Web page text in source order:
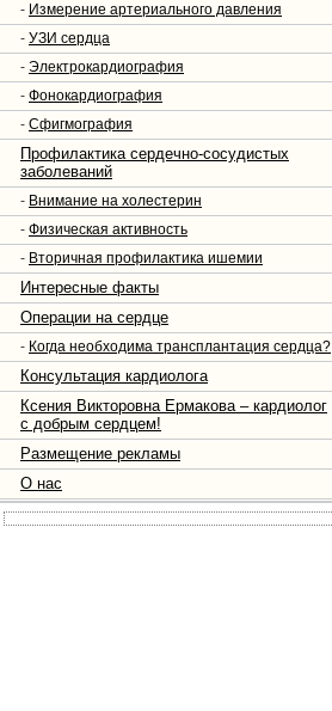
- Измерение артериального давления
- УЗИ сердца
- Электрокардиография
- Фонокардиография
- Сфигмография
Профилактика сердечно-сосудистых
заболеваний
- Внимание на холестерин
- Физическая активность
- Вторичная профилактика ишемии
Интересные факты
Операции на сердце
- Когда необходима трансплантация сердца?
Консультация кардиолога
Ксения Викторовна Ермакова – кардиолог
с добрым сердцем!
Размещение рекламы
О нас